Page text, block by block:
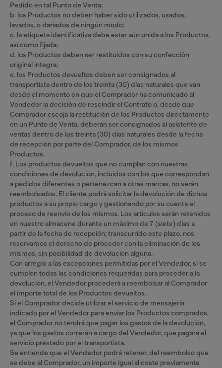
Pedido en tal Punto de Venta;
b. los Productos no deben haber sido utilizados, usados,
lavados, o dañados de ningún modo;
c. la etiqueta identificativa debe estar aún unida a los Productos,
así como fijada;
d. los Productos deben ser restituidos con su confección
original íntegra;
e. los Productos devueltos deben ser consignados al
transportista dentro de los treinta (30) días naturales que van
desde el momento en que el Comprador ha comunicado al
Vendedor la decisión de rescindir el Contrato o, desde que
Comprador escoja la restitución de los Productos directamente
en un Punto de Venta, deberán ser consignados al asistente de
ventas dentro de los treinta (30) días naturales desde la fecha
de recepción por parte del Comprador, de los mismos
Productos.
f. Los productos devueltos que no cumplan con nuestras
condiciones de devolución, incluidos con los que correspondan
a pedidos diferentes o pertenezcan a otras marcas, no serán
reembolsados. El cliente podrá solicitar la devolución de dichos
productos a su propio cargo y gestionando por su cuenta el
proceso de reenvío de los mismos. Los artículos serán retenidos
en nuestro almacene durante un máximo de 7 (siete) días a
partir de la fecha de recepción; transcurrido este plazo, nos
reservamos el derecho de proceder con la eliminación de los
mismos, sin posibilidad de devolución alguna.
Con arreglo a las excepciones permitidas por el Vendedor, si se
cumplen todas las condiciones requeridas para proceder a la
devolución, el Vendedor procederá a reembolsar al Comprador
el importe total de los Productos devueltos.
Si el Comprador decide utilizar el servicio de mensajería
indicado por el Vendedor para enviar los Productos comprados,
el Comprador no tendrá que pagar los gastos de la devolución,
ya que los gastos correrán a cargo del Vendedor, que pagará el
servicio prestado por el transportista.
Se entiende que el Vendedor podrá retener, del reembolso que
se debe al Comprador, un importe igual al coste previamente